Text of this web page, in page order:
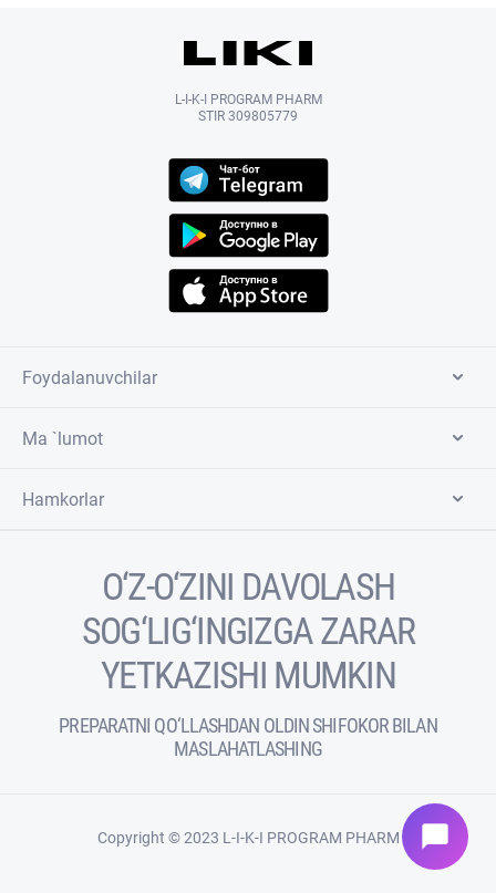
L-I-K-I PROGRAM PHARM
STIR 309805779
Foydalanuvchilar
Ma `lumot
Hamkorlar
O‘Z-O‘ZINI DAVOLASH
SOG‘LIG‘INGIZGA ZARAR
YETKAZISHI MUMKIN
PREPARATNI QO‘LLASHDAN OLDIN SHIFOKOR BILAN
MASLAHATLASHING
Copyright © 2023 L-I-K-I PROGRAM PHARM chat_bubble